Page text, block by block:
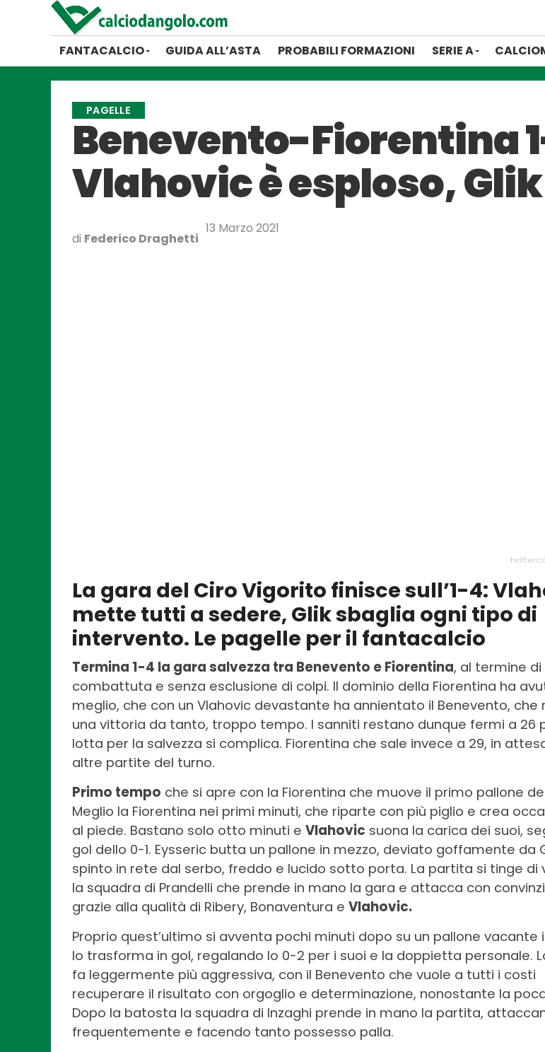
FANTACALCIO GUIDA ALL’ASTA PROBABILI FORMAZIONI SERIE A
PAGELLE
Benevento-Fiorentina
Vlahovic è esploso,
di Federico Draghetti
13 Marzo 2021
La gara del Ciro Vigorito finisce sull’1-4:
mette tutti a sedere, Glik sbaglia ogni tipo di
intervento. Le pagelle per il fantacalcio
Termina 1-4 la gara salvezza tra Benevento e Fiorentina, al termine
combattuta e senza esclusione di colpi. Il dominio della Fiorentina ha
meglio, che con un Vlahovic devastante ha annientato il Benevento, che
una vittoria da tanto, troppo tempo. I sanniti restano dunque fermi a 26
lotta per la salvezza si complica. Fiorentina che sale invece a 29, in
altre partite del turno.
Primo tempo che si apre con la Fiorentina che muove il primo pallone
Meglio la Fiorentina nei primi minuti, che riparte con più piglio e crea
al piede. Bastano solo otto minuti e Vlahovic suona la carica dei suoi,
gol dello 0-1. Eysseric butta un pallone in mezzo, deviato goffamente da
spinto in rete dal serbo, freddo e lucido sotto porta. La partita si tinge di
la squadra di Prandelli che prende in mano la gara e attacca con
grazie alla qualità di Ribery, Bonaventura e Vlahovic.
Proprio quest’ultimo si avventa pochi minuti dopo su un pallone vacante
lo trasforma in gol, regalando lo 0-2 per i suoi e la doppietta personale.
fa leggermente più aggressiva, con il Benevento che vuole a tutti i costi
recuperare il risultato con orgoglio e determinazione, nonostante la
Dopo la batosta la squadra di Inzaghi prende in mano la partita,
frequentemente e facendo tanto possesso palla.